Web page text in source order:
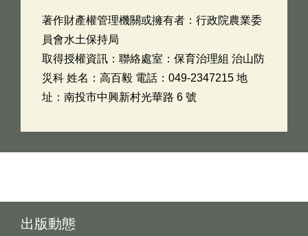
著作財產權管理機關或擁有者：行政院農業委
員會水土保持局
取得授權資訊：聯絡處室：保育治理組 治山防
災科 姓名：高百毅 電話：049-2347215 地
址：南投市中興新村光華路 6 號
出版動態